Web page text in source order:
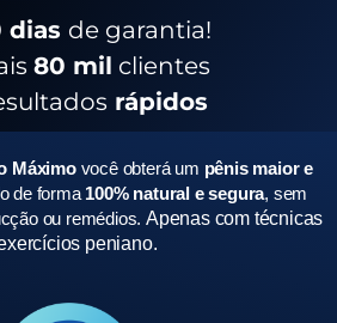
dias de garantia!
80 mil clientes
rápidos
Máximo você obterá um pênis maior e
de forma 100% natural e segura, sem
ou remédios.Apenas com técnicas
peniano.